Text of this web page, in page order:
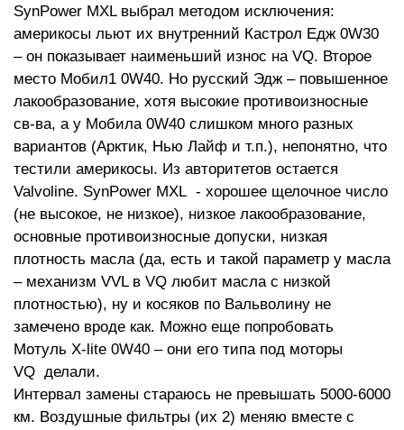
SynPower MXL выбрал методом исключения:
америкосы льют их внутренний Кастрол Едж 0W30
– он показывает наименьший износ на VQ. Второе
место Мобил1 0W40. Но русский Эдж – повышенное
лакообразование, хотя высокие противоизносные
св-ва, а у Мобила 0W40 слишком много разных
вариантов (Арктик, Нью Лайф и т.п.), непонятно, что
тестили америкосы. Из авторитетов остается
Valvoline. SynPower MXL - хорошее щелочное число
(не высокое, не низкое), низкое лакообразование,
основные противоизносные допуски, низкая
плотность масла (да, есть и такой параметр у масла
– механизм VVL в VQ любит масла с низкой
плотностью), ну и косяков по Вальволину не
замечено вроде как. Можно еще попробовать
Мотуль X-lite 0W40 – они его типа под моторы
VQ делали.
Интервал замены стараюсь не превышать 5000-6000
км. Воздушные фильтры (их 2) меняю вместе с